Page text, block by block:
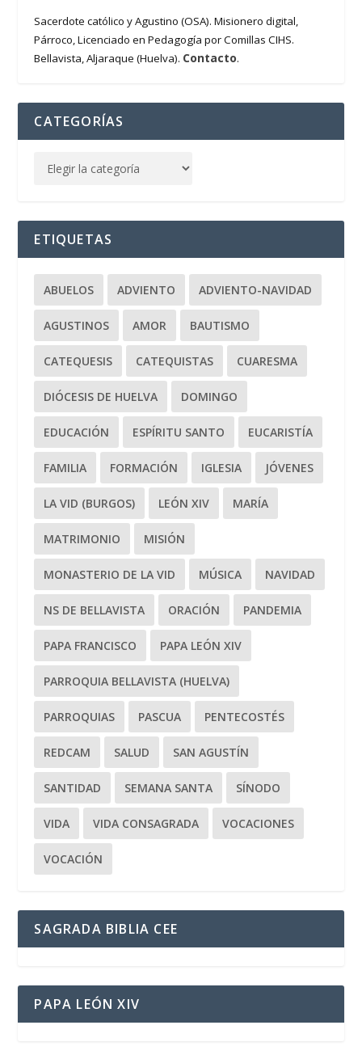
Sacerdote católico y Agustino (OSA). Misionero digital,
Párroco, Licenciado en Pedagogía por Comillas CIHS.
Bellavista, Aljaraque (Huelva). Contacto.
CATEGORÍAS
ETIQUETAS
ABUELOS ADVIENTO ADVIENTO-NAVIDAD
AGUSTINOS AMOR BAUTISMO
CATEQUESIS CATEQUISTAS CUARESMA
DIÓCESIS DE HUELVA DOMINGO
EDUCACIÓN ESPÍRITU SANTO EUCARISTÍA
FAMILIA FORMACIÓN IGLESIA JÓVENES
LA VID (BURGOS) LEÓN XIV MARÍA
MATRIMONIO MISIÓN
MONASTERIO DE LA VID MÚSICA NAVIDAD
NS DE BELLAVISTA ORACIÓN PANDEMIA
PAPA FRANCISCO PAPA LEÓN XIV
PARROQUIA BELLAVISTA (HUELVA)
PARROQUIAS PASCUA PENTECOSTÉS
REDCAM SALUD SAN AGUSTÍN
SANTIDAD SEMANA SANTA SÍNODO
VIDA VIDA CONSAGRADA VOCACIONES
VOCACIÓN
SAGRADA BIBLIA CEE
PAPA LEÓN XIV